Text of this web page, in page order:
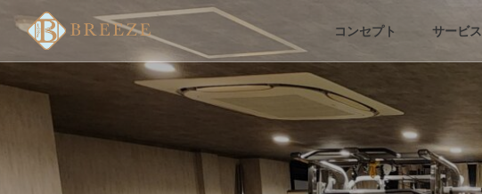
コンセプト サービス